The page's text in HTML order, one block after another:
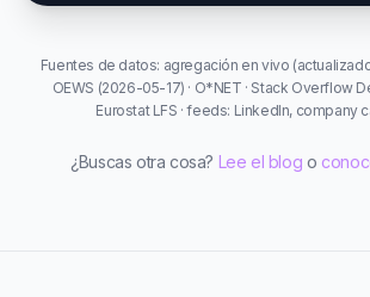
Fuentes de datos: agregación en vivo
OEWS (2026-05-17) · O*NET · Stack Overflow
Eurostat LFS · feeds: LinkedIn, company
¿Buscas otra cosa? Lee el blog o